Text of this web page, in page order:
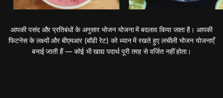
आपकी पसंद और प्रतिबंधों के अनुसार भोजन योजना में बदलाव किया जाता है। आपकी
फिटनेस के लक्ष्यों और बीएमआर (बॉडी रेट) को ध्यान में रखते हुए लचीली भोजन योजनाएँ
बनाई जाती हैं — कोई भी खाद्य पदार्थ पूरी तरह से वर्जित नहीं होता।